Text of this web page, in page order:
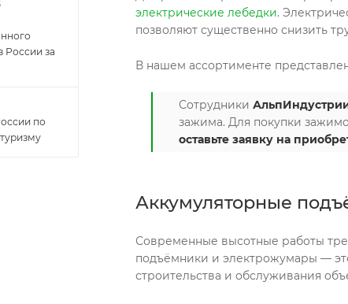
электрические лебедки.
позволяют существенно снизить
В нашем ассортименте
Сотрудники
зажима. Для покупки
оставьте заявку на
Аккумуляторные
Современные высотные работы
подъёмники и электрожумары —
строительства и обслуживания
России за
по